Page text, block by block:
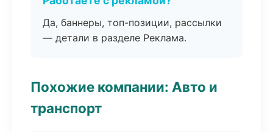
Да, баннеры, топ-позиции, рассылки
— детали в разделе Реклама.
Похожие компании: Авто и
транспорт